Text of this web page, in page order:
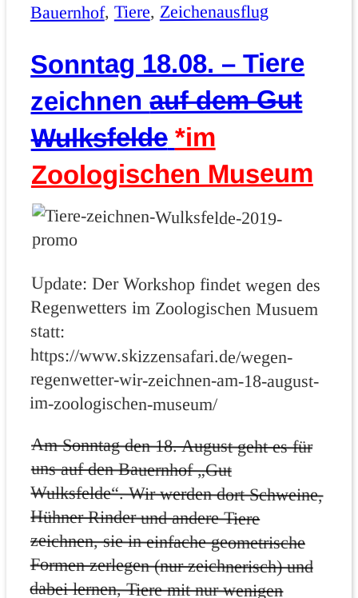
am
Bauernhof, Tiere, Zeichenausflug
Sonntag 18.08. – Tiere
zeichnenauf dem Gut
Wulksfelde *im
Zoologischen Museum
Update: Der Workshop findet wegen des
Regenwetters im Zoologischen Musuem
statt:
https://www.skizzensafari.de/wegen-
regenwetter-wir-zeichnen-am-18-august-
im-zoologischen-museum/
Am Sonntag den 18. August geht es für
uns auf den Bauernhof „Gut
Wulksfelde“. Wir werden dort Schweine,
Hühner Rinder und andere Tiere
zeichnen, sie in einfache geometrische
Formen zerlegen (nur zeichnerisch) und
dabei lernen, Tiere mit nur wenigen
Strichen überzeugend und lebendig